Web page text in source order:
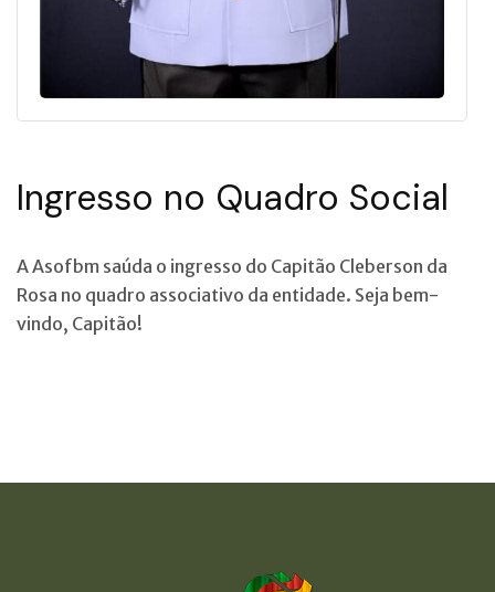
Ingresso no Quadro Social
A Asofbm saúda o ingresso do Capitão Cleberson da
Rosa no quadro associativo da entidade. Seja bem-
vindo, Capitão!